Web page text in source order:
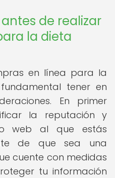
de realizar
la dieta
en línea para la
tener en
En primer
la reputación y
web al que estás
de que sea una
cuente con medidas
tu información